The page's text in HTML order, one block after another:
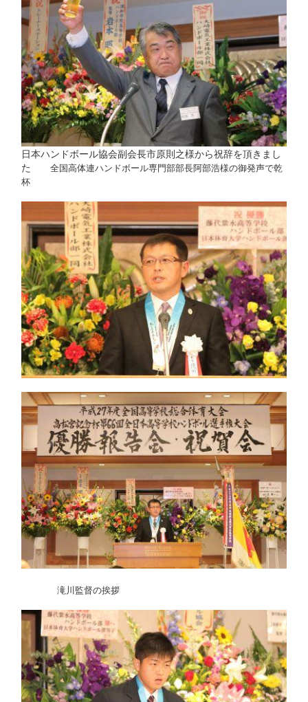
日本ハンドボール協会副会長市原則之様から祝辞を頂きまし
た 全国高体連ハンドボール専門部部長阿部浩様の御発声で乾
杯
滝川監督の挨拶